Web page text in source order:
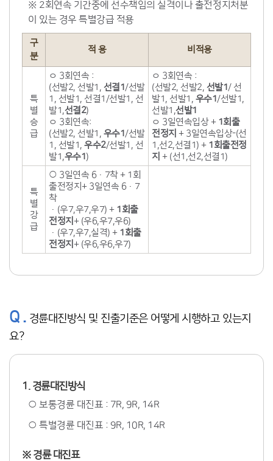
※ 2회연속 기간중에 선수책임의 실격이나 출전정지처분
이 있는 경우 특별강급 적용
구
분
적 용 비적용
특
별
승
급
ㅇ 3회연속 :
(선발2, 선발1, 선결1/선발
1, 선발1, 선결1/선발1, 선
발1,선결2)
ㅇ 3회연속:
(선발2, 선발1, 우수1/선발
1, 선발1,우수2/선발1, 선
발1,우수1)
ㅇ 3회연속 :
(선발2, 선발2, 선발1/ 선
발1, 선발1, 우수1/선발1,
선발1,선발1
ㅇ 3일연속입상 + 1회출
전정지 + 3일연속입상-(선
1,선2,선결1) + 1회출전정
지 + (선1,선2,선결1)
특
별
강
급
○ 3일연속 6·7착 + 1회
출전정지+ 3일연속 6·7
착
·(우7,우7,우7) + 1회출
전정지 + (우6,우7,우6)
·(우7,우7,실격) + 1회출
전정지 + (우6,우6,우7)
Q . 경륜대진방식 및 진출기준은 어떻게 시행하고 있는지
요?
1. 경륜대진방식
○ 보통경륜 대진표 : 7R, 9R, 14R
○ 특별경륜 대진표 : 9R, 10R, 14R
※ 경륜 대진표